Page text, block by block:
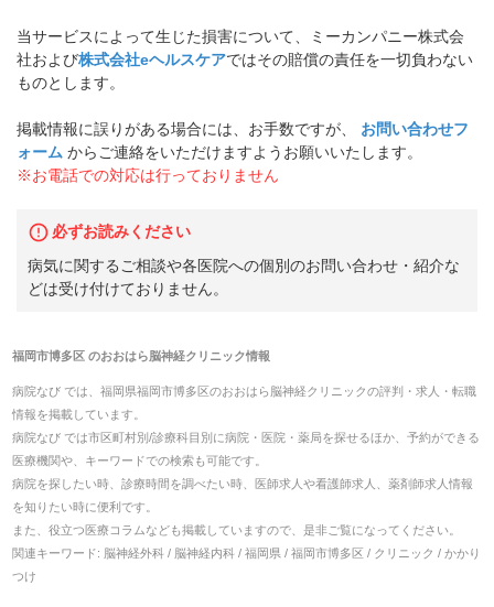
当サービスによって生じた損害について、ミーカンパニー株式会
社および株式会社eヘルスケアではその賠償の責任を一切負わない
ものとします。
掲載情報に誤りがある場合には、お手数ですが、
お問い合わせフ
ォーム からご連絡をいただけますようお願いいたします。
※お電話での対応は行っておりません
必ずお読みください
病気に関するご相談や各医院への個別のお問い合わせ・紹介な
どは受け付けておりません。
福岡市博多区のおおはら脳神経クリニック情報
病院なび では、 福岡県福岡市博多区のおおはら脳神経クリニックの評判・求人・転職
情報を掲載しています。
病院なび では市区町村別/診療科目別に病院・医院・薬局を探せるほか、予約ができる
医療機関や、キーワードでの検索も可能です。
病院を探したい時、診療時間を調べたい時、医師求人や看護師求人、薬剤師求人情報
を知りたい時に便利です。
また、役立つ医療コラムなども掲載していますので、是非ご覧になってください。
関連キーワード: 脳神経外科 / 脳神経内科 / 福岡県 / 福岡市博多区 / クリニック / かかり
つけ